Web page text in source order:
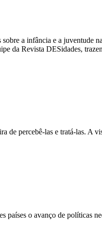
a infância e a juventude
da Revista DESidades,
de percebê-las e tratá-las.
países o avanço de políticas